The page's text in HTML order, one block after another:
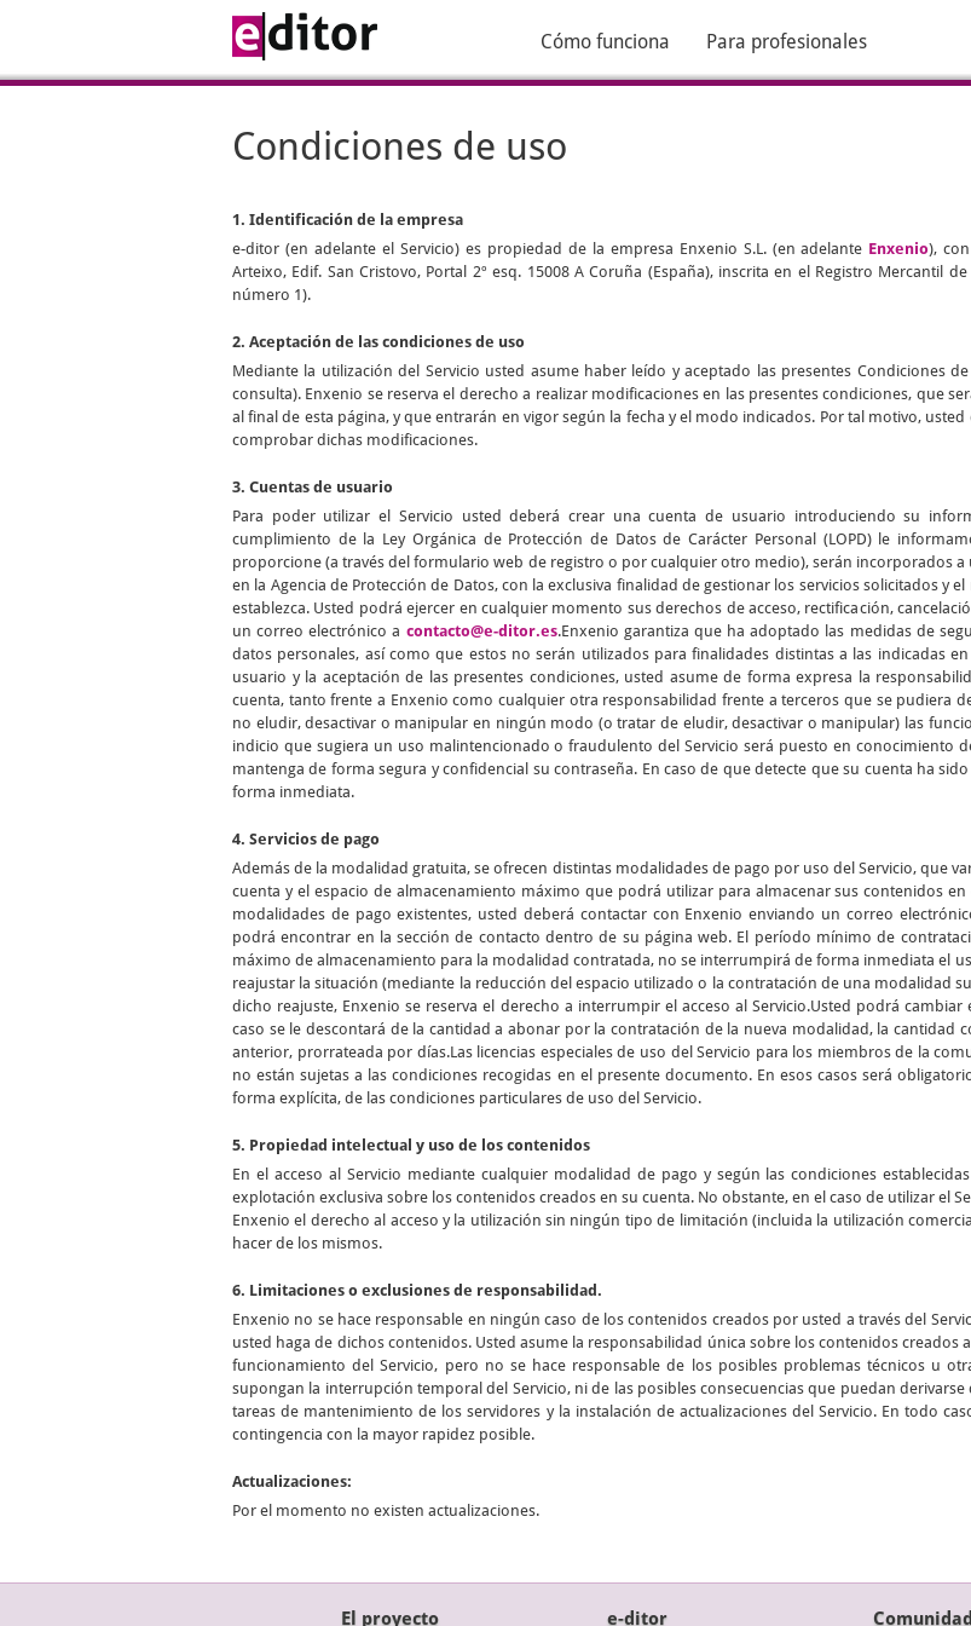
Cómo funciona Para profesionales
Condiciones de uso
1. Identificación de la empresa
e-ditor (en adelante el Servicio) es propiedad de la empresa Enxenio S.L. (en adelante Enxenio),
Arteixo, Edif. San Cristovo, Portal 2º esq. 15008 A Coruña (España), inscrita en el Registro Mercantil
número 1).
2. Aceptación de las condiciones de uso
Mediante la utilización del Servicio usted asume haber leído y aceptado las presentes Condiciones
consulta). Enxenio se reserva el derecho a realizar modificaciones en las presentes condiciones, que
al final de esta página, y que entrarán en vigor según la fecha y el modo indicados. Por tal motivo,
comprobar dichas modificaciones.
3. Cuentas de usuario
Para poder utilizar el Servicio usted deberá crear una cuenta de usuario introduciendo su
cumplimiento de la Ley Orgánica de Protección de Datos de Carácter Personal (LOPD) le
proporcione (a través del formulario web de registro o por cualquier otro medio), serán incorporados a
en la Agencia de Protección de Datos, con la exclusiva finalidad de gestionar los servicios solicitados y
establezca. Usted podrá ejercer en cualquier momento sus derechos de acceso, rectificación,
un correo electrónico a contacto@e-ditor.es.Enxenio garantiza que ha adoptado las medidas de
datos personales, así como que estos no serán utilizados para finalidades distintas a las indicadas
usuario y la aceptación de las presentes condiciones, usted asume de forma expresa la
cuenta, tanto frente a Enxenio como cualquier otra responsabilidad frente a terceros que se pudiera
no eludir, desactivar o manipular en ningún modo (o tratar de eludir, desactivar o manipular) las
indicio que sugiera un uso malintencionado o fraudulento del Servicio será puesto en conocimiento
mantenga de forma segura y confidencial su contraseña. En caso de que detecte que su cuenta ha
forma inmediata.
4. Servicios de pago
Además de la modalidad gratuita, se ofrecen distintas modalidades de pago por uso del Servicio, que
cuenta y el espacio de almacenamiento máximo que podrá utilizar para almacenar sus contenidos
modalidades de pago existentes, usted deberá contactar con Enxenio enviando un correo
podrá encontrar en la sección de contacto dentro de su página web. El período mínimo de
máximo de almacenamiento para la modalidad contratada, no se interrumpirá de forma inmediata el
reajustar la situación (mediante la reducción del espacio utilizado o la contratación de una modalidad
dicho reajuste, Enxenio se reserva el derecho a interrumpir el acceso al Servicio.Usted podrá
caso se le descontará de la cantidad a abonar por la contratación de la nueva modalidad, la cantidad
anterior, prorrateada por días.Las licencias especiales de uso del Servicio para los miembros de la
no están sujetas a las condiciones recogidas en el presente documento. En esos casos será
forma explícita, de las condiciones particulares de uso del Servicio.
5. Propiedad intelectual y uso de los contenidos
En el acceso al Servicio mediante cualquier modalidad de pago y según las condiciones
explotación exclusiva sobre los contenidos creados en su cuenta. No obstante, en el caso de utilizar el
Enxenio el derecho al acceso y la utilización sin ningún tipo de limitación (incluida la utilización
hacer de los mismos.
6. Limitaciones o exclusiones de responsabilidad.
Enxenio no se hace responsable en ningún caso de los contenidos creados por usted a través del
usted haga de dichos contenidos. Usted asume la responsabilidad única sobre los contenidos creados
funcionamiento del Servicio, pero no se hace responsable de los posibles problemas técnicos u
supongan la interrupción temporal del Servicio, ni de las posibles consecuencias que puedan
tareas de mantenimiento de los servidores y la instalación de actualizaciones del Servicio. En todo
contingencia con la mayor rapidez posible.
Actualizaciones:
Por el momento no existen actualizaciones.
El proyecto e-ditor Comunidad